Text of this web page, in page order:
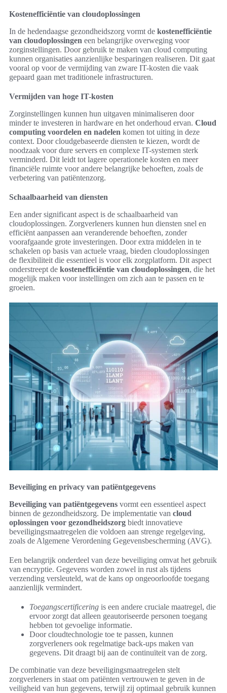
Kostenefficiëntie van cloudoplossingen
In de hedendaagse gezondheidszorg vormt de kostenefficiëntie
van cloudoplossingen een belangrijke overweging voor
zorginstellingen. Door gebruik te maken van cloud computing
kunnen organisaties aanzienlijke besparingen realiseren. Dit gaat
vooral op voor de vermijding van zware IT-kosten die vaak
gepaard gaan met traditionele infrastructuren.
Vermijden van hoge IT-kosten
Zorginstellingen kunnen hun uitgaven minimaliseren door
minder te investeren in hardware en het onderhoud ervan. Cloud
computing voordelen en nadelen komen tot uiting in deze
context. Door cloudgebaseerde diensten te kiezen, wordt de
noodzaak voor dure servers en complexe IT-systemen sterk
verminderd. Dit leidt tot lagere operationele kosten en meer
financiële ruimte voor andere belangrijke behoeften, zoals de
verbetering van patiëntenzorg.
Schaalbaarheid van diensten
Een ander significant aspect is de schaalbaarheid van
cloudoplossingen. Zorgverleners kunnen hun diensten snel en
efficiënt aanpassen aan veranderende behoeften, zonder
voorafgaande grote investeringen. Door extra middelen in te
schakelen op basis van actuele vraag, bieden cloudoplossingen
de flexibiliteit die essentieel is voor elk zorgplatform. Dit aspect
onderstreept de kostenefficiëntie van cloudoplossingen, die het
mogelijk maken voor instellingen om zich aan te passen en te
groeien.
Beveiliging en privacy van patiëntgegevens
Beveiliging van patiëntgegevens vormt een essentieel aspect
binnen de gezondheidszorg. De implementatie van cloud
oplossingen voor gezondheidszorg biedt innovatieve
beveiligingsmaatregelen die voldoen aan strenge regelgeving,
zoals de Algemene Verordening Gegevensbescherming (AVG).
Een belangrijk onderdeel van deze beveiliging omvat het gebruik
van encryptie. Gegevens worden zowel in rust als tijdens
verzending versleuteld, wat de kans op ongeoorloofde toegang
aanzienlijk vermindert.
Toegangscertificering is een andere cruciale maatregel, die
ervoor zorgt dat alleen geautoriseerde personen toegang
hebben tot gevoelige informatie.
Door cloudtechnologie toe te passen, kunnen
zorgverleners ook regelmatige back-ups maken van
gegevens. Dit draagt bij aan de continuïteit van de zorg.
De combinatie van deze beveiligingsmaatregelen stelt
zorgverleners in staat om patiënten vertrouwen te geven in de
veiligheid van hun gegevens, terwijl zij optimaal gebruik kunnen